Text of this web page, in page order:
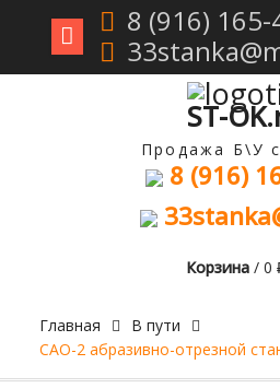
Перейти
8 (916)
ST-
Продажа Б\У
8 (916)
Корзина/ 0
Главная
В пути
САО-2 абразивно-отрезной